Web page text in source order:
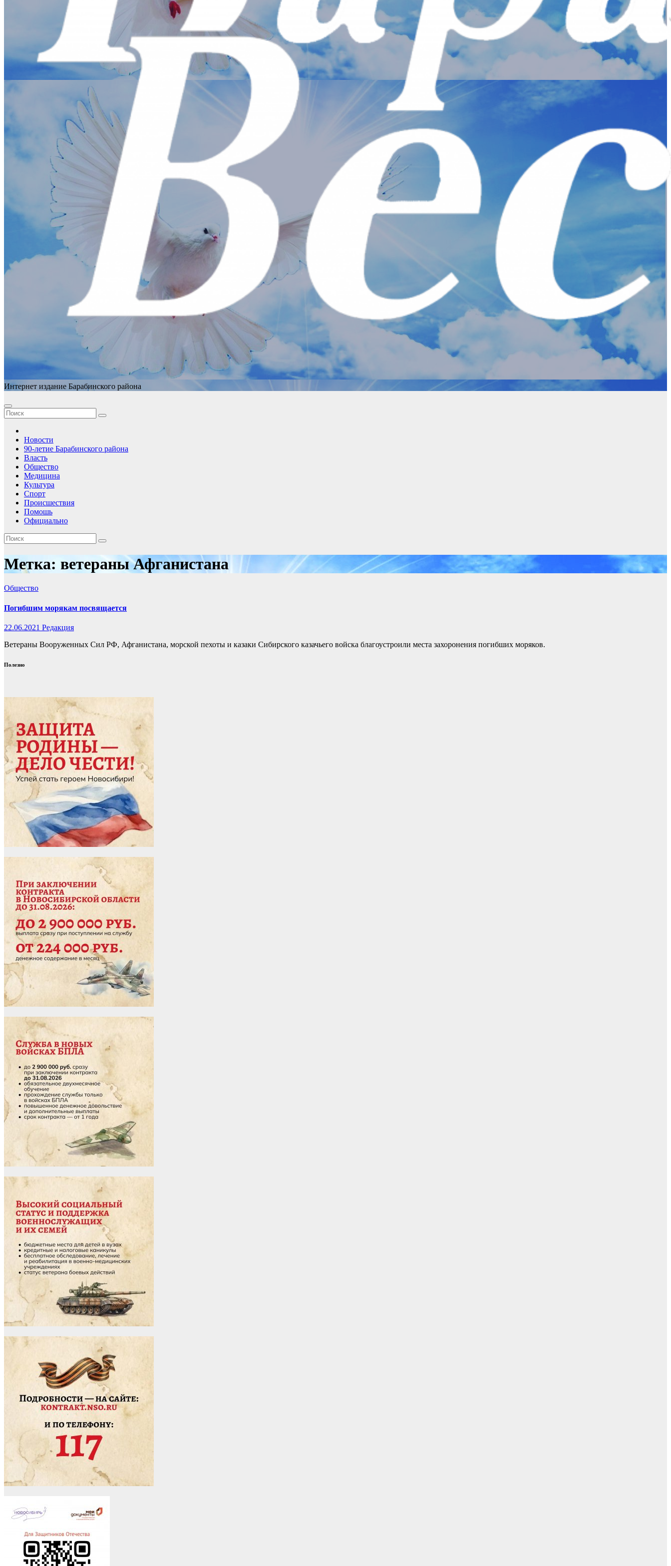
Интернет издание Барабинского района
Новости
90-летие Барабинского района
Власть
Общество
Медицина
Культура
Спорт
Происшествия
Помошь
Официально
Метка: ветераны Афганистана
Общество
Погибшим морякам посвящается
22.06.2021 Редакция
Ветераны Вооруженных Сил РФ, Афганистана, морской пехоты и казаки Сибирского казачьего войска благоустроили места захоронения погибших моряков.
Полезно